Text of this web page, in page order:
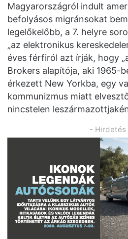
Magyarországról indult
befolyásos migránsokat
legelőkelőbb, a 7. helyre
„az elektronikus
éves férfiról azt írják, hogy
Brokers alapítója, aki 1965-
érkezett New Yorkba, egy
kommunizmus miatt
nincstelen
- Hirdetés